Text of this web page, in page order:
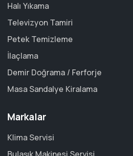
Halı Yıkama
Televizyon Tamiri
Petek Temizleme
İlaçlama
Demir Doğrama / Ferforje
Masa Sandalye Kiralama
Markalar
Klima Servisi